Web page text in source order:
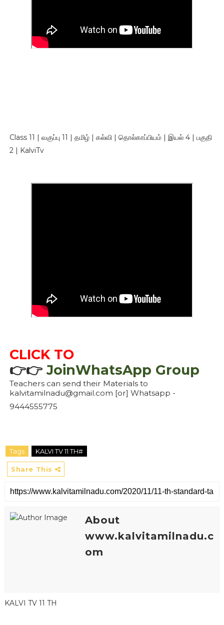
Class 11 | வகுப்பு 11 | தமிழ் | கல்வி | தொல்காப்பியம் | இயல் 4 | பகுதி
2 | KalviTv
CLICK TO
👉👉 JoinWhatsApp Group
Teachers can send their Materials to
kalvitamilnadu@gmail.com [or] Whatsapp -
9444555775
Tags KALVI TV 11 TH#
Share This
About
www.kalvitamilnadu.c
om
KALVI TV 11 TH